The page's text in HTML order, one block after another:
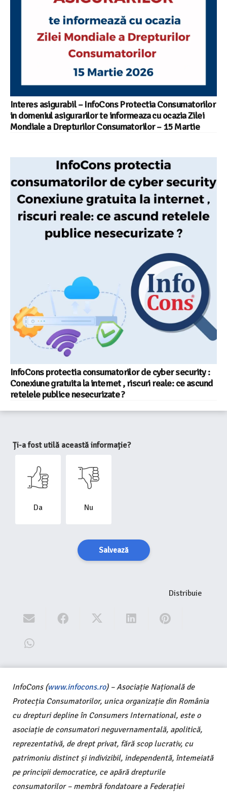
Interes asigurabil – InfoCons Protectia Consumatorilor
in domeniul asigurarilor te informeaza cu ocazia Zilei
Mondiale a Drepturilor Consumatorilor – 15 Martie
InfoCons protectia consumatorilor de cyber security :
Conexiune gratuita la internet , riscuri reale: ce ascund
retelele publice nesecurizate ?
Ți-a fost utilă această informație?
Da Nu
Salvează
Distribuie
InfoCons (www.infocons.ro) – Asociație Națională de
Protecția Consumatorilor, unica organizație din România
cu drepturi depline în Consumers International, este o
asociație de consumatori neguvernamentală, apolitică,
reprezentativă, de drept privat, fără scop lucrativ, cu
patrimoniu distinct și indivizibil, independentă, întemeiată
pe principii democratice, ce apără drepturile
consumatorilor – membră fondatoare a Federației